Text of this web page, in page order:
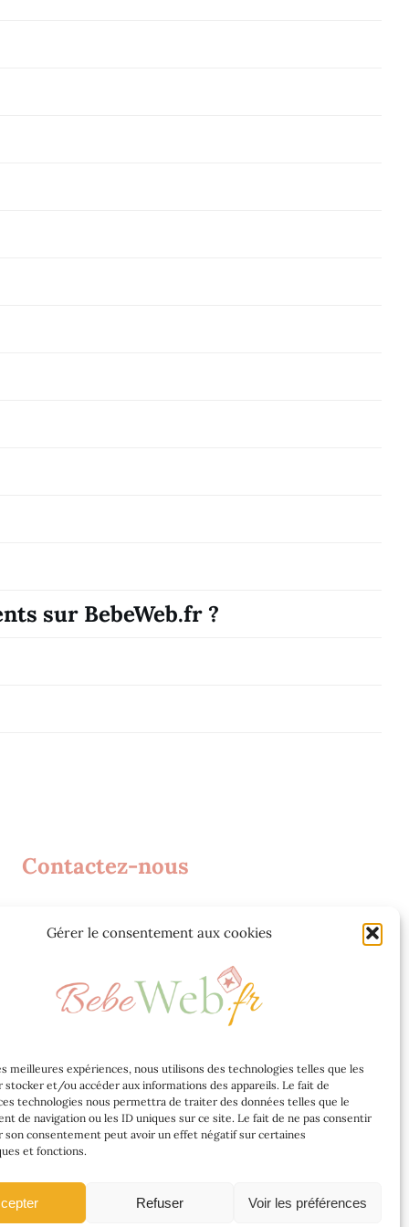
Gérer le consentement aux cookies
meilleures expériences, nous utilisons des technologies telles que les
stocker et/ou accéder aux informations des appareils. Le fait de
technologies nous permettra de traiter des données telles que le
de navigation ou les ID uniques sur ce site. Le fait de ne pas consentir
son consentement peut avoir un effet négatif sur certaines
et fonctions.
Refuser Voir les préférences
sur BebeWeb.fr ?
Contactez-nous
contact@bebeweb.fr
de confidentialité